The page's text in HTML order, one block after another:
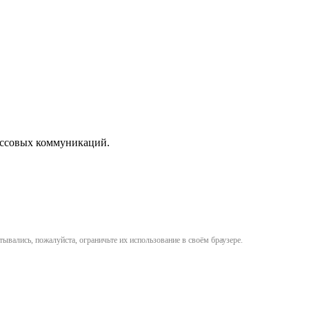
коммуникаций.
пожалуйста, ограничьте их использование в своём браузере.